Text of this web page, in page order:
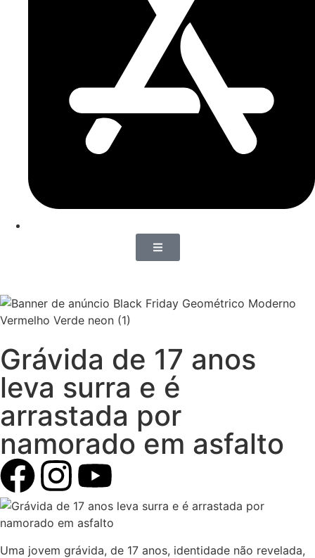
Grávida de 17 anos
leva surra e é
arrastada por
namorado em asfalto
Uma jovem grávida, de 17 anos, identidade não revelada,